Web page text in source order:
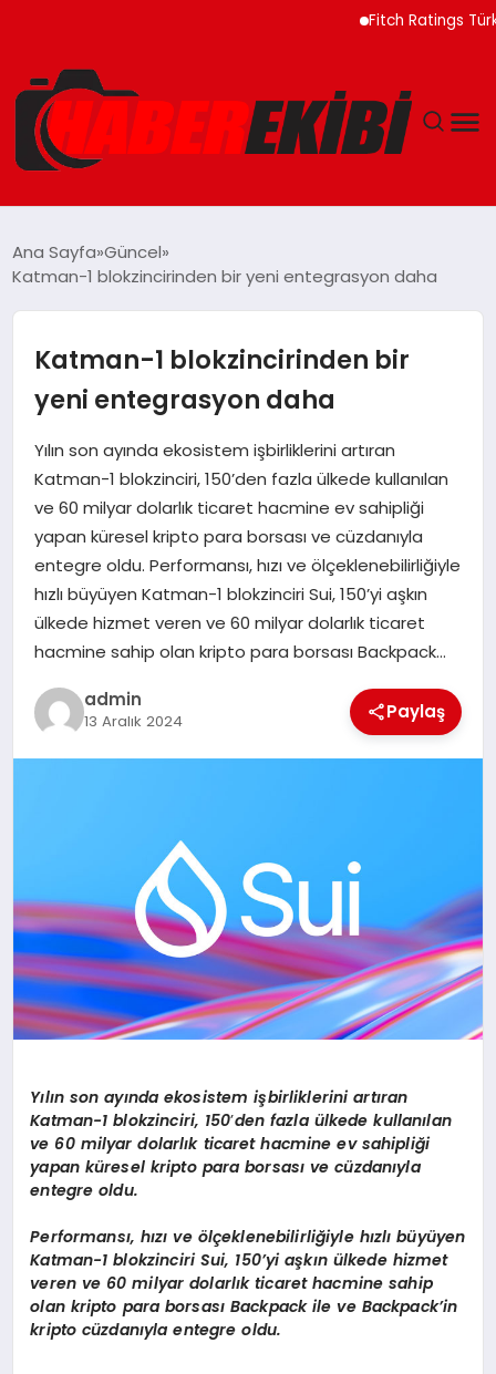
Fitch Ratings Türkiye
EĞITIM
EKONOMI
YAŞAM
Ana Sayfa Güncel
Katman-1 blokzincirinden bir yeni entegrasyon daha
Katman-1 blokzincirinden bir
yeni entegrasyon daha
Yılın son ayında ekosistem işbirliklerini artıran
Katman-1 blokzinciri, 150’den fazla ülkede kullanılan
ve 60 milyar dolarlık ticaret hacmine ev sahipliği
yapan küresel kripto para borsası ve cüzdanıyla
entegre oldu. Performansı, hızı ve ölçeklenebilirliğiyle
hızlı büyüyen Katman-1 blokzinciri Sui, 150’yi aşkın
ülkede hizmet veren ve 60 milyar dolarlık ticaret
hacmine sahip olan kripto para borsası Backpack…
admin
13 Aralık 2024 Paylaş
Yılın son ayında ekosistem işbirliklerini artıran
Katman-1 blokzinciri, 150’den fazla ülkede kullanılan
ve 60 milyar dolarlık ticaret hacmine ev sahipliği
yapan küresel kripto para borsasıve cüzdanıyla
entegre oldu.
Performansı, hızıve ölçeklenebilirliğiyle hızlı büyüyen
Katman-1 blokzinciri Sui, 150’yi aşkın ülkede hizmet
veren ve 60 milyar dolarlık ticaret hacmine sahip
olan kripto para borsası Backpackile ve Backpack’in
kripto cüzdanıyla entegre oldu.